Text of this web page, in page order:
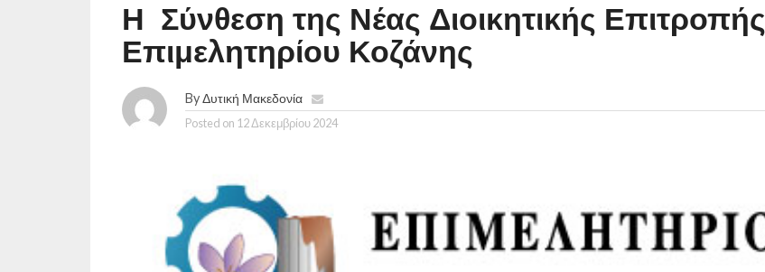
Η Σύνθεση της Νέας Διοικητικής Επιτροπής
Επιμελητηρίου Κοζάνης
ByΔυτική Μακεδονία
Posted on 12 Δεκεμβρίου 2024